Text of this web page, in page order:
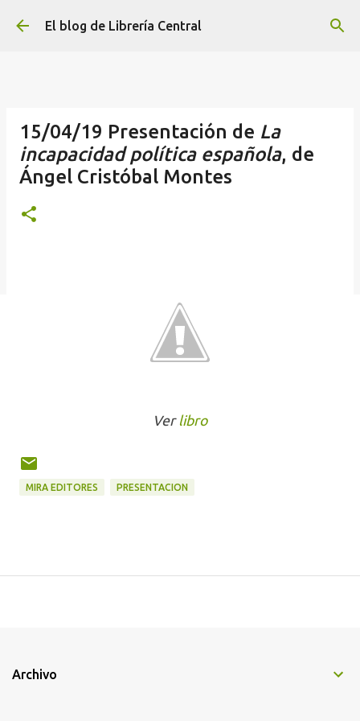
Ir al contenido principal
El blog de Librería Central
15/04/19 Presentación de La
incapacidad política española, de
Ángel Cristóbal Montes
Verlibro
MIRA EDITORES PRESENTACION
Archivo